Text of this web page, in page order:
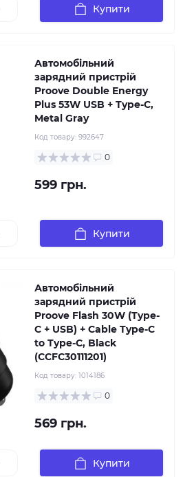
Купити
Автомобільний
зарядний пристрій
Proove Double Energy
Plus 53W USB + Type-C,
Metal Gray
Код товару: 992647
0
599 грн.
Купити
Автомобільний
зарядний пристрій
Proove Flash 30W (Type-
C + USB) + Cable Type-C
to Type-C, Black
(CCFC30111201)
Код товару: 1014186
0
569 грн.
Купити